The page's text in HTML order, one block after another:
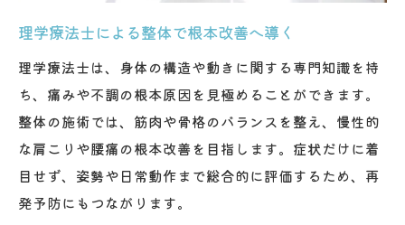
整体の知識を活かした自宅ピラティスのコ
整体とピラティスを日常に取り入れる工夫
理学療法士が解説する自宅運動のポイント
マットピラティスで始める身体の根本改善
マットピラティスと整体で体幹力を高める
理学療法士による整体で根本改善へ導く
理学療法士は、身体の構造や動きに関する専門知識を持
ち、痛みや不調の根本原因を見極めることができます。
整体の施術では、筋肉や骨格のバランスを整え、慢性的
な肩こりや腰痛の根本改善を目指します。症状だけに着
目せず、姿勢や日常動作まで総合的に評価するため、再
発予防にもつながります。